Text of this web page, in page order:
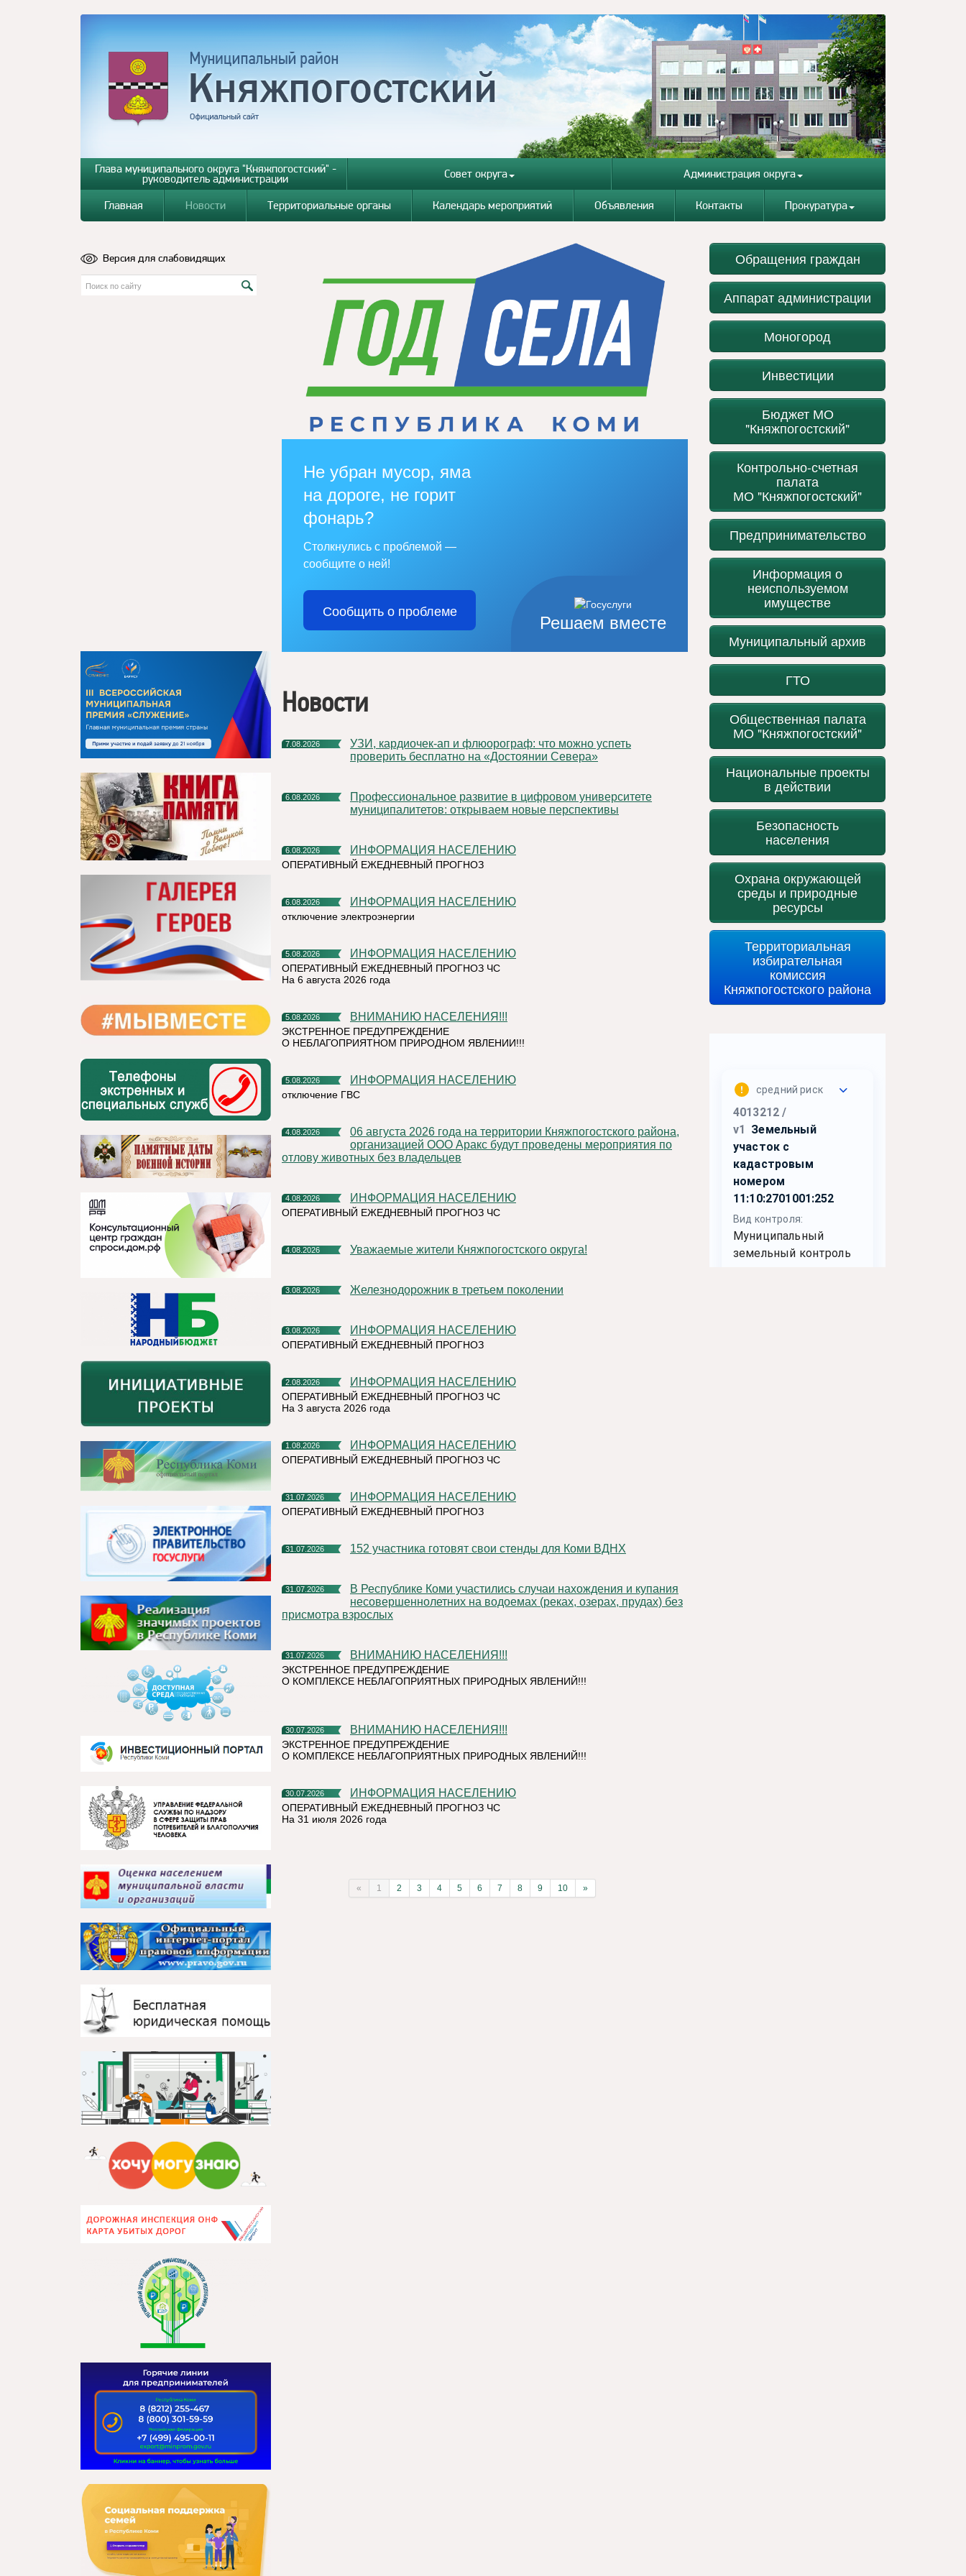
Глава муниципального округа "Княжпогостский" -
руководитель администрации Совет округа Администрация округа
Главная Новости Территориальные органы Календарь мероприятий Объявления Контакты Прокуратура
Версия для слабовидящих
Решаем вместе
Не убран мусор, яма
на дороге, не горит
фонарь?
Столкнулись с проблемой —
сообщите о ней!
Сообщить о проблеме
Новости
7.08.2026
УЗИ, кардиочек-ап и флюорограф: что можно успеть
проверить бесплатно на «Достоянии Севера»
6.08.2026
Профессиональное развитие в цифровом университете
муниципалитетов: открываем новые перспективы
6.08.2026 ИНФОРМАЦИЯ НАСЕЛЕНИЮ
ОПЕРАТИВНЫЙ ЕЖЕДНЕВНЫЙ ПРОГНОЗ
6.08.2026 ИНФОРМАЦИЯ НАСЕЛЕНИЮ
отключение электроэнергии
5.08.2026 ИНФОРМАЦИЯ НАСЕЛЕНИЮ
ОПЕРАТИВНЫЙ ЕЖЕДНЕВНЫЙ ПРОГНОЗ ЧС
На 6 августа 2026 года
5.08.2026 ВНИМАНИЮ НАСЕЛЕНИЯ!!!
ЭКСТРЕННОЕ ПРЕДУПРЕЖДЕНИЕ
О НЕБЛАГОПРИЯТНОМ ПРИРОДНОМ ЯВЛЕНИИ!!!
5.08.2026 ИНФОРМАЦИЯ НАСЕЛЕНИЮ
отключение ГВС
4.08.2026
06 августа 2026 года на территории Княжпогостского района,
организацией ООО Аракс будут проведены мероприятия по
отлову животных без владельцев
4.08.2026 ИНФОРМАЦИЯ НАСЕЛЕНИЮ
ОПЕРАТИВНЫЙ ЕЖЕДНЕВНЫЙ ПРОГНОЗ ЧС
4.08.2026 Уважаемые жители Княжпогостского округа!
3.08.2026 Железнодорожник в третьем поколении
3.08.2026 ИНФОРМАЦИЯ НАСЕЛЕНИЮ
ОПЕРАТИВНЫЙ ЕЖЕДНЕВНЫЙ ПРОГНОЗ
2.08.2026 ИНФОРМАЦИЯ НАСЕЛЕНИЮ
ОПЕРАТИВНЫЙ ЕЖЕДНЕВНЫЙ ПРОГНОЗ ЧС
На 3 августа 2026 года
1.08.2026 ИНФОРМАЦИЯ НАСЕЛЕНИЮ
ОПЕРАТИВНЫЙ ЕЖЕДНЕВНЫЙ ПРОГНОЗ ЧС
31.07.2026 ИНФОРМАЦИЯ НАСЕЛЕНИЮ
ОПЕРАТИВНЫЙ ЕЖЕДНЕВНЫЙ ПРОГНОЗ
31.07.2026 152 участника готовят свои стенды для Коми ВДНХ
31.07.2026
В Республике Коми участились случаи нахождения и купания
несовершеннолетних на водоемах (реках, озерах, прудах) без
присмотра взрослых
31.07.2026 ВНИМАНИЮ НАСЕЛЕНИЯ!!!
ЭКСТРЕННОЕ ПРЕДУПРЕЖДЕНИЕ
О КОМПЛЕКСЕ НЕБЛАГОПРИЯТНЫХ ПРИРОДНЫХ ЯВЛЕНИЙ!!!
30.07.2026 ВНИМАНИЮ НАСЕЛЕНИЯ!!!
ЭКСТРЕННОЕ ПРЕДУПРЕЖДЕНИЕ
О КОМПЛЕКСЕ НЕБЛАГОПРИЯТНЫХ ПРИРОДНЫХ ЯВЛЕНИЙ!!!
30.07.2026 ИНФОРМАЦИЯ НАСЕЛЕНИЮ
ОПЕРАТИВНЫЙ ЕЖЕДНЕВНЫЙ ПРОГНОЗ ЧС
На 31 июля 2026 года
« 1 2 3 4 5 6 7 8 9 10 »
Обращения граждан
Аппарат администрации
Моногород
Инвестиции
Бюджет МО
"Княжпогостский"
Контрольно-счетная
палата
МО "Княжпогостский"
Предпринимательство
Информация о
неиспользуемом
имуществе
Муниципальный архив
ГТО
Общественная палата
МО "Княжпогостский"
Национальные проекты
в действии
Безопасность
населения
Охрана окружающей
среды и природные
ресурсы
Территориальная
избирательная
комиссия
Княжпогостского района